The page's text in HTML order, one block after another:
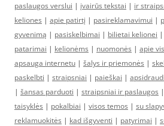
paslaugos verslui | įvairūs tekstai | ir
keliones | apie patirtį | pasireklamavimui |
gyvenimą | pasiskelbimai | bilietai kelionei |
patarimai | kelionėms | nuomonės | apie
apsauga internetu | šalys ir priemonės |
paskelbti | straipsniai | paieškai |
| šansas parduoti | straipsniai ir paslaugos |
taisyklės | pokalbiai | visos temos | su
reklamuokitės | kad išgyventi | patyrimai |